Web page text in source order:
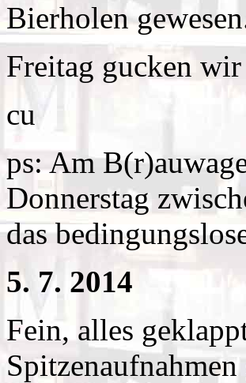
Bierholen
Freitag gucken
cu
ps: Am
Donnerstag
das
5. 7. 2014
Fein, alles